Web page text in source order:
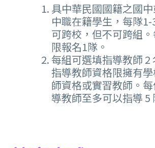
具中華民國國籍之國
中職在籍學生，每隊1-
可跨校，但不可跨組。
限報名1隊。
每組可選填指導教師 2
指導教師資格限擁有
師資格或實習教師。
導教師至多可以指導 5